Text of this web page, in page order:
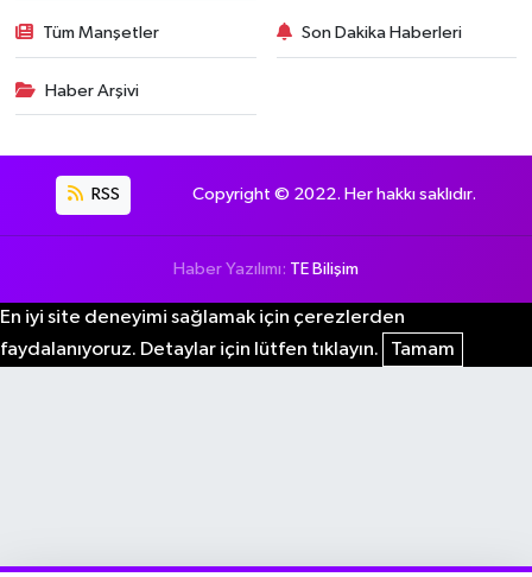
Tüm Manşetler Son Dakika Haberleri
Haber Arşivi
RSS Copyright © 2022. Her hakkı saklıdır.
Haber Yazılımı: TE Bilişim
En iyi site deneyimi sağlamak için çerezlerden
faydalanıyoruz. Detaylar için lütfen tıklayın.
Tamam